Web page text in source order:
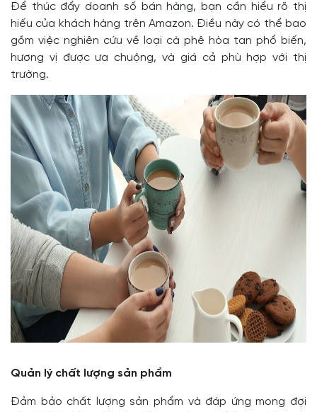
Để thúc đẩy doanh số bán hàng, bạn cần hiểu rõ thị
hiếu của khách hàng trên Amazon. Điều này có thể bao
gồm việc nghiên cứu về loại cà phê hòa tan phổ biến,
hương vị được ưa chuộng, và giá cả phù hợp với thị
trường.
Quản lý chất lượng sản phẩm
Đảm bảo chất lượng sản phẩm và đáp ứng mong đợi